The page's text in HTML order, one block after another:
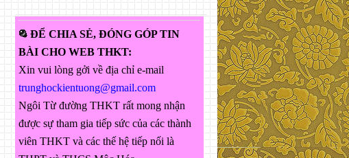
ĐỂ CHIA SẺ, ĐÓNG GÓP TIN
BÀI CHO WEB THKT:
Xin vui lòng gởi về địa chỉ e-mail
trunghockientuong@gmail.com
Ngôi Từ đường THKT rất mong nhận
được sự tham gia tiếp sức của các thành
viên THKT và các thế hệ tiếp nối là